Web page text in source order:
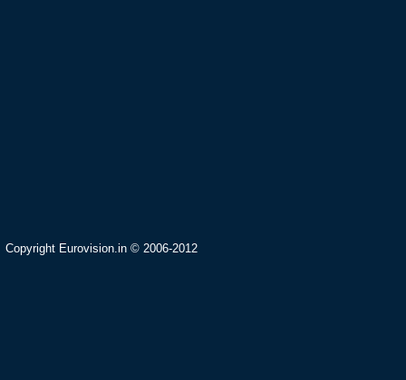
Copyright Eurovision.in © 2006-2012